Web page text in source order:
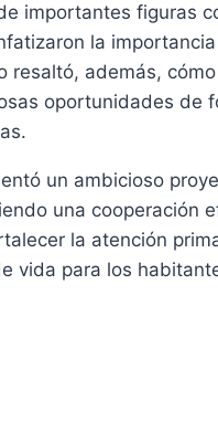
importantes figuras
la
resaltó, además,
oportunidades
un ambicioso
una
la atención
vida para los